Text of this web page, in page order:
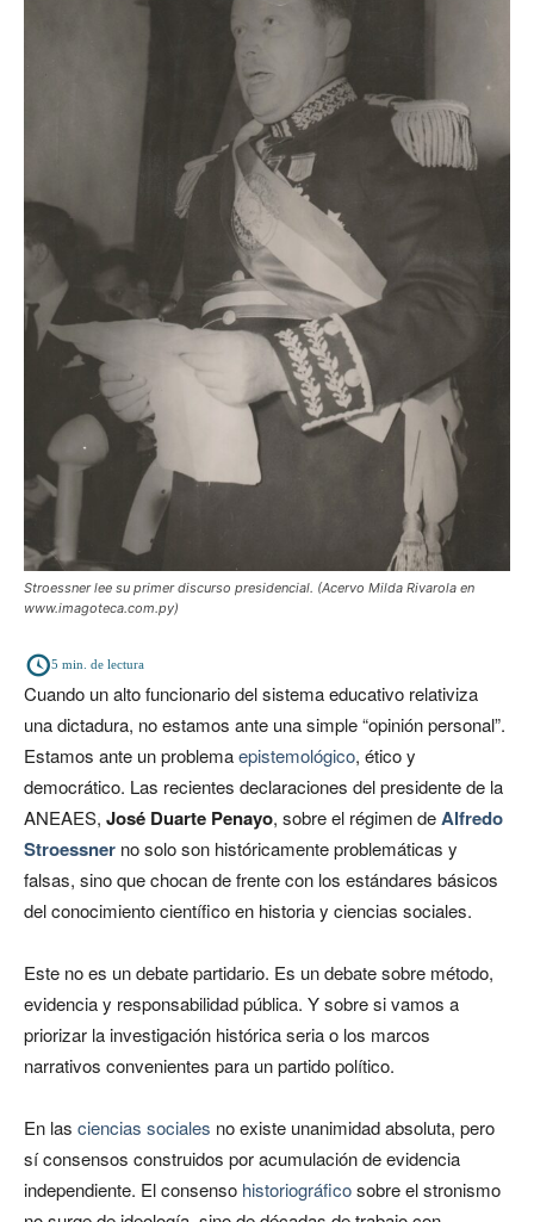
Stroessner lee su primer discurso presidencial. (Acervo Milda Rivarola en
www.imagoteca.com.py)
5 min. de lectura
Cuando un alto funcionario del sistema educativo relativiza
una dictadura, no estamos ante una simple “opinión personal”.
Estamos ante un problemaepistemológico, ético y
democrático. Las recientes declaraciones del presidente de la
ANEAES, José Duarte Penayo, sobre el régimen deAlfredo
Stroessner no solo son históricamente problemáticas y
falsas, sino que chocan de frente con los estándares básicos
del conocimiento científico en historia y ciencias sociales.
Este no es un debate partidario. Es un debate sobre método,
evidencia y responsabilidad pública. Y sobre si vamos a
priorizar la investigación histórica seria o los marcos
narrativos convenientes para un partido político.
En las ciencias sociales no existe unanimidad absoluta, pero
sí consensos construidos por acumulación de evidencia
independiente. El consenso historiográficosobre el stronismo